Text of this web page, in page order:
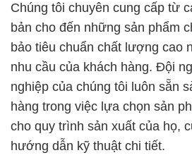
Chúng tôi chuyên cung cấp từ
bản cho đến những sản phẩm
bảo tiêu chuẩn chất lượng cao
nhu cầu của khách hàng. Đội
nghiệp của chúng tôi luôn sẵn
hàng trong việc lựa chọn sản
cho quy trình sản xuất của họ,
hướng dẫn kỹ thuật chi tiết.